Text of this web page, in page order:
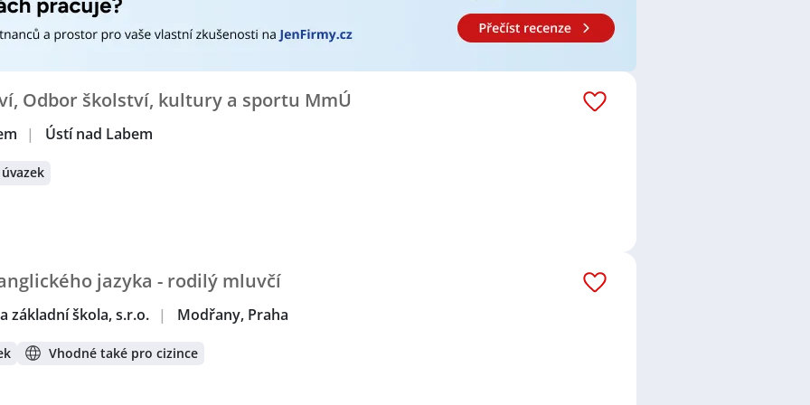
škola, s.r.o.
/ pracovnice,Pracovník / pracovnice ve službách,Překladatel / Překladatelka,Lektor /
Pedagožka, Profesor / Profesorka Referent / Referentka
Specialista / specialistka státní
/ manažerka v cestovním ruchu
Česká Lípa
Odbor školství, kultury a sportu MmÚ
| Ústí nad Labem
jazyka - rodilý mluvčí
základní škola, s.r.o. | Modřany, Praha
Vhodné také pro cizince